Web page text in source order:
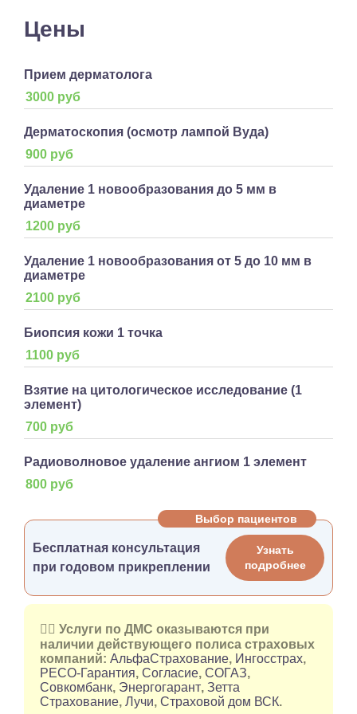
Цены
Прием дерматолога
3000 руб
Дерматоскопия (осмотр лампой Вуда)
900 руб
Удаление 1 новообразования до 5 мм в
диаметре
1200 руб
Удаление 1 новообразования от 5 до 10 мм в
диаметре
2100 руб
Биопсия кожи 1 точка
1100 руб
Взятие на цитологическое исследование (1
элемент)
700 руб
Радиоволновое удаление ангиом 1 элемент
800 руб
Выбор пациентов
Бесплатная консультация
при годовом прикреплении
Узнать
подробнее
👉🏻 Услуги по ДМС оказываются при
наличии действующего полиса страховых
компаний: АльфаСтрахование, Ингосстрах,
РЕСО-Гарантия, Согласие, СОГАЗ,
Совкомбанк, Энергогарант, Зетта
Страхование, Лучи, Страховой дом ВСК.